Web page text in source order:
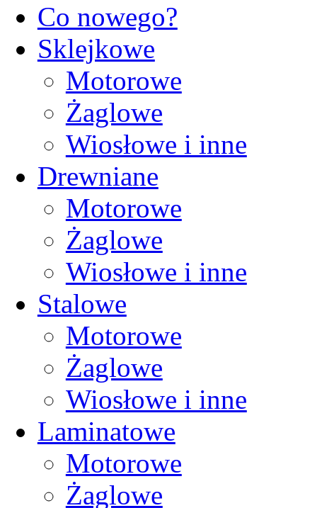
Co nowego?
Sklejkowe
Motorowe
Żaglowe
Wiosłowe i inne
Drewniane
Motorowe
Żaglowe
Wiosłowe i inne
Stalowe
Motorowe
Żaglowe
Wiosłowe i inne
Laminatowe
Motorowe
Żaglowe